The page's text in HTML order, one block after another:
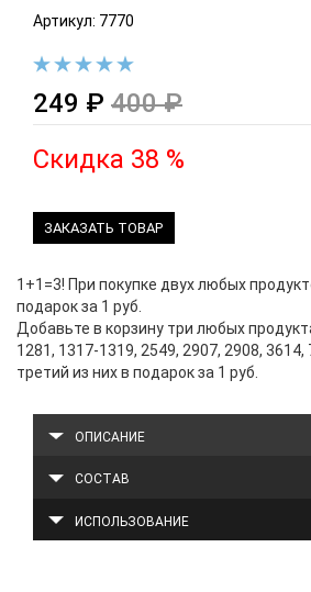
Артикул: 7770
249 ₽ 400 ₽
Скидка 38 %
ЗАКАЗАТЬ ТОВАР
1+1=3! При покупке двух любых
подарок за 1 руб.
Добавьте в корзину три любых
1281, 1317-1319, 2549, 2907, 2908, 3614,
третий из них в подарок за 1 руб.
ОПИСАНИЕ
СОСТАВ
ИСПОЛЬЗОВАНИЕ